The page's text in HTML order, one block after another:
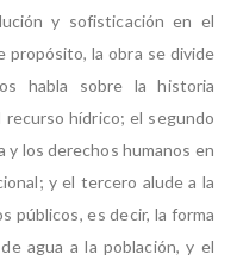
y sofisticación en el
propósito, la obra se divide
habla sobre la historia
hídrico; el segundo
y los derechos humanos en
y el tercero alude a la
públicos, es decir, la forma
agua a la población, y el